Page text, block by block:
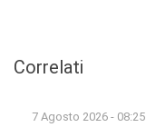
Correlati
7 Agosto 2026 - 08:25